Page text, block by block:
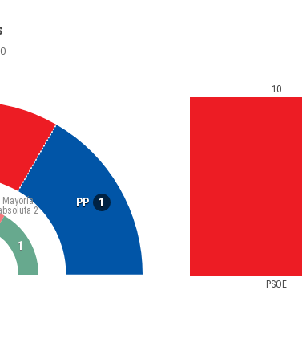
PP 1
Mayoría
2
1
PSOE
10